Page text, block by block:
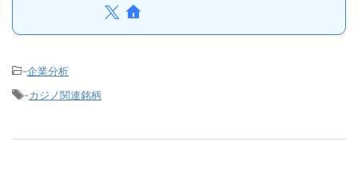
-企業分析
-カジノ関連銘柄